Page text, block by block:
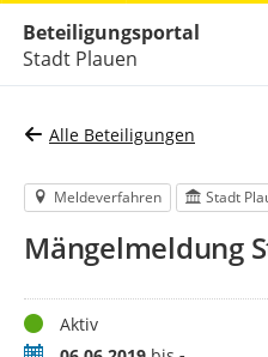
Beteiligungsportal
Stadt Plauen
Alle Beteiligungen
Meldeverfahren Stadt
Mängelmeldung
StatusAktiv